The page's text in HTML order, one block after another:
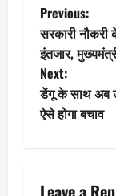
P
o
s
t
a
Previous:
सरकारी नौकरी
इंतजार,
Next:
डेंगू के साथ अब
ऐसे होगा बचाव